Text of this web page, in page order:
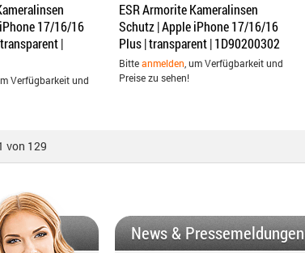
17/16/16
|
Verfügbarkeit und
ESR Armorite Kameralinsen
Schutz | Apple iPhone 17/16/16
Plus | transparent | 1D90200302
Bitteanmelden , um Verfügbarkeit und
Preise zu sehen!
von 129
News & Pressemeldungen